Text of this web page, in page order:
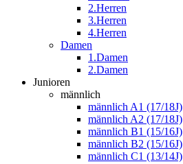
2.Herren
3.Herren
4.Herren
Damen
1.Damen
2.Damen
Junioren
männlich
männlich A1 (17/18J)
männlich A2 (17/18J)
männlich B1 (15/16J)
männlich B2 (15/16J)
männlich C1 (13/14J)